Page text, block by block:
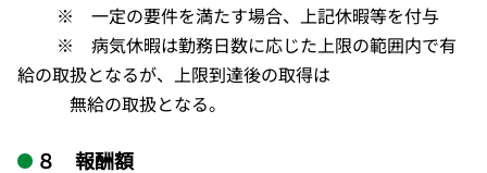
※ 一定の要件を満たす場合、上記休暇等を付与
※ 病気休暇は勤務日数に応じた上限の範囲内で有
給の取扱となるが、上限到達後の取得は
無給の取扱となる。
８ 報酬額